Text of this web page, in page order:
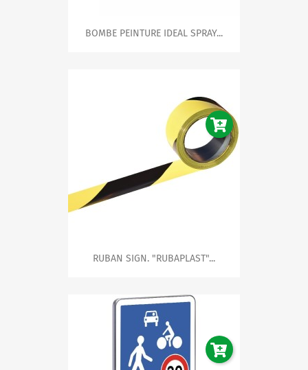
BOMBE PEINTURE IDEAL SPRAY...
RUBAN SIGN. "RUBAPLAST"...